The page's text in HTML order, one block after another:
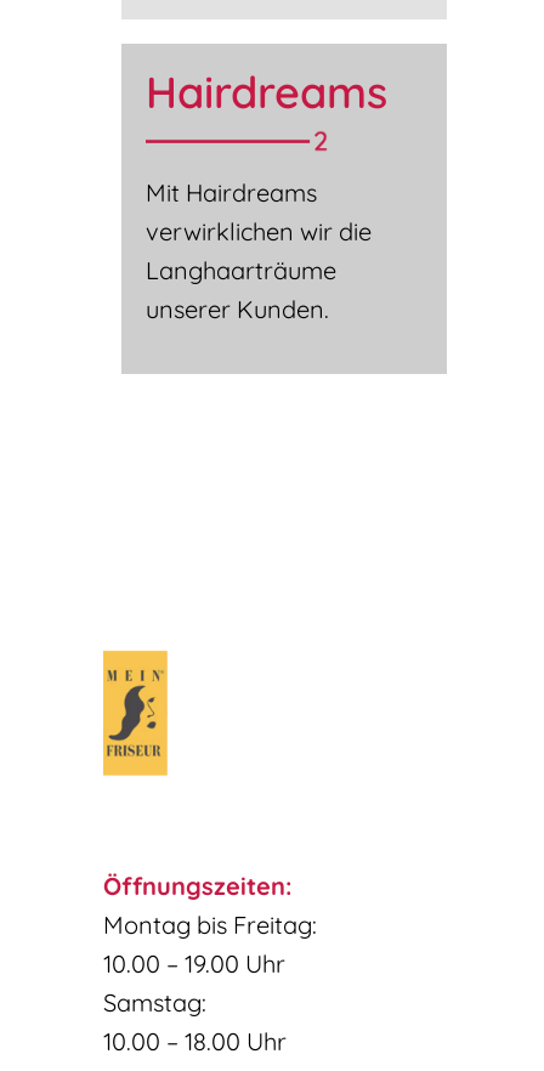
Hairdreams
Mit Hairdreams
verwirklichen wir die
Langhaarträume
unserer Kunden.
Öffnungszeiten:
Montag bis Freitag:
10.00 – 19.00 Uhr
Samstag:
10.00 – 18.00 Uhr